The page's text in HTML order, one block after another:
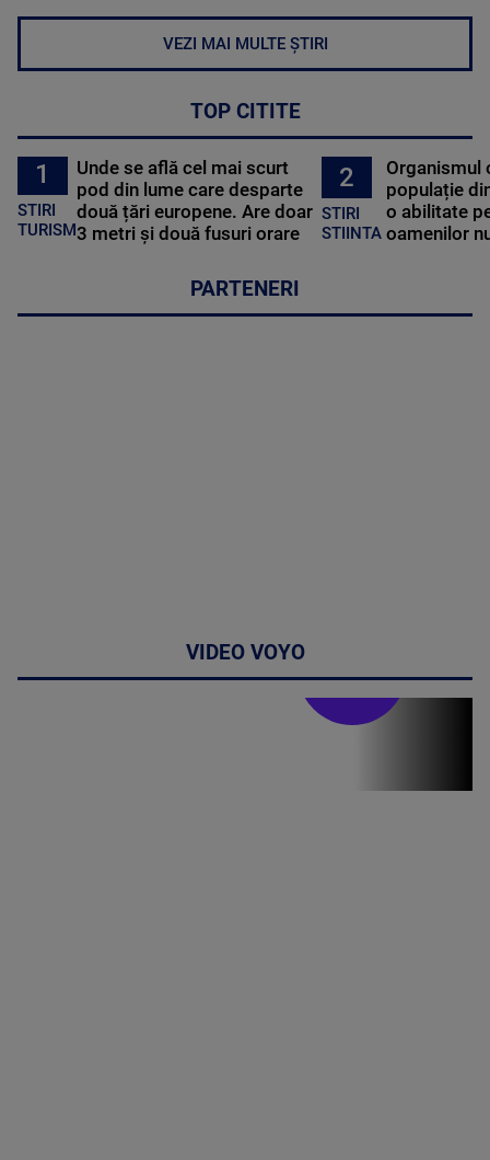
VEZI MAI MULTE ȘTIRI
TOP CITITE
1
STIRI
TURISM
Unde se află cel mai scurt
pod din lume care desparte
două țări europene. Are doar
3 metri și două fusuri orare
2
STIRI
STIINTA
Organismul
populație
o abilitate
oamenilor
PARTENERI
VIDEO VOYO